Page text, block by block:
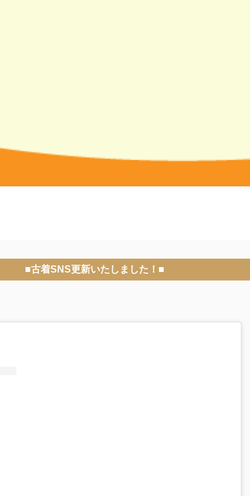
■古着SNS更新いたしました！■